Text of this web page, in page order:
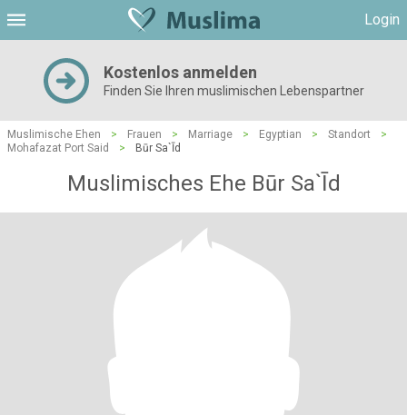
Login
Kostenlos anmelden
Finden Sie Ihren muslimischen Lebenspartner
Muslimische Ehen > Frauen > Marriage > Egyptian > Standort
>
Mohafazat Port Said
> Būr Sa`Īd
Muslimisches Ehe Būr Sa`Īd